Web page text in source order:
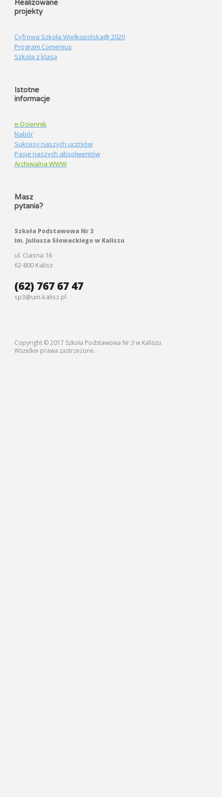
Realizowane
projekty
Cyfrowa Szkoła Wielkopolska@ 2020
Program Comenius
Szkoła z klasą
Istotne
informacje
e-Dziennik
Nabór
Sukcesy naszych uczniów
Pasje naszych absolwentów
Archiwalna WWW
Masz
pytania?
Szkoła Podstawowa Nr 3
im. Juliusza Słowackiego w Kaliszu
ul. Ciasna 16
62-800 Kalisz
(62) 767 67 47
sp3@um.kalisz.pl
Copyright © 2017 Szkoła Podstawowa Nr 3 w Kaliszu.
Wszelkie prawa zastrzeżone.